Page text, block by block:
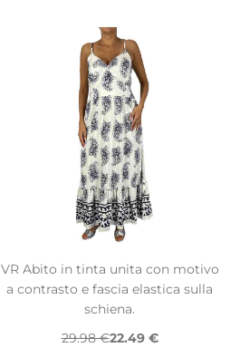
VR Abito in tinta unita con motivo
a contrasto e fascia elastica sulla
schiena.
29.98 €22.49 €